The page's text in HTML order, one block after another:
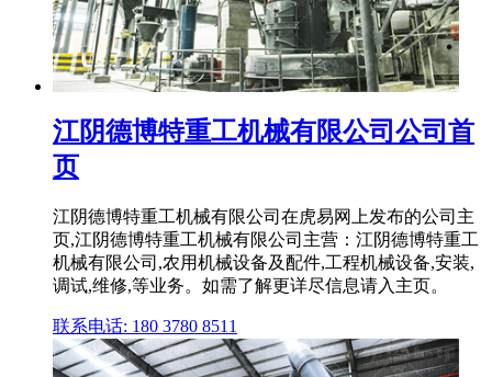
江阴德博特重工机械有限公司公司首
页
江阴德博特重工机械有限公司在虎易网上发布的公司主
页,江阴德博特重工机械有限公司主营：江阴德博特重工
机械有限公司,农用机械设备及配件,工程机械设备,安装,
调试,维修,等业务。如需了解更详尽信息请入主页。
联系电话: 180 3780 8511